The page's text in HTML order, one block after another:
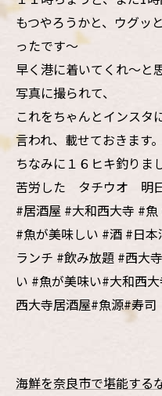
もつやろうかと、ウグッ
ったです〜
早く港に着いてくれ〜と
写真に撮られて、
これをちゃんとインスタ
言われ、載せておきます。
ちなみに１６ヒキ釣りま
苦労した タチウオ 明日
#居酒屋 #大和西大寺 #
#魚が美味しい #酒 #日
ランチ #飲み放題 #西大
い #魚が美味い#大和西
西大寺居酒屋#魚源#寿司
海鮮を奈良市で堪能する